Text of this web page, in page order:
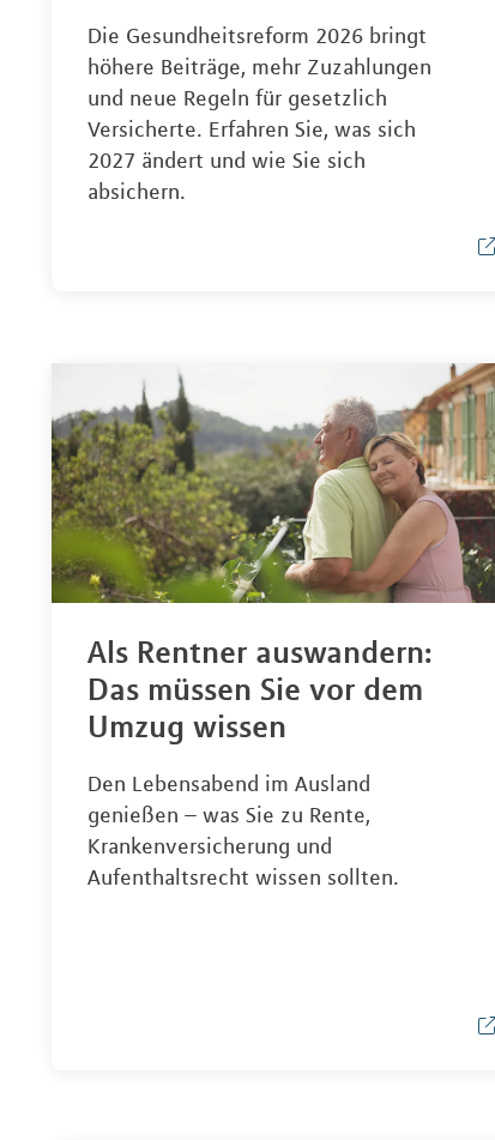
Die Gesundheitsreform 2026 bringt
höhere Beiträge, mehr Zuzahlungen
und neue Regeln für gesetzlich
Versicherte. Erfahren Sie, was sich
2027 ändert und wie Sie sich
absichern.
Als Rentner auswandern:
Das müssen Sie vor dem
Umzug wissen
Den Lebensabend im Ausland
genießen – was Sie zu Rente,
Krankenversicherung und
Aufenthaltsrecht wissen sollten.